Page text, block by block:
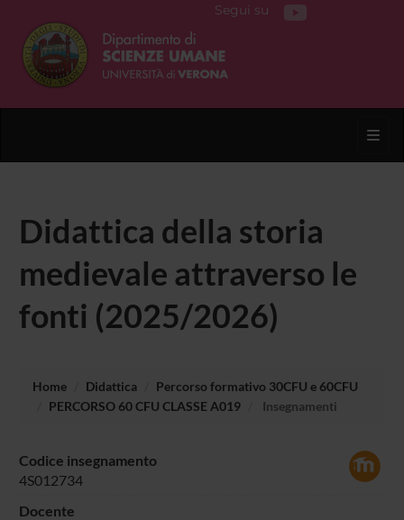
Segui su
Didattica della storia
medievale attraverso le
fonti (2025/2026)
Home Didattica
Percorso formativo 30CFU e 60CFU
PERCORSO 60 CFU CLASSE A019
Insegnamenti
Codice insegnamento
4S012734
Docente